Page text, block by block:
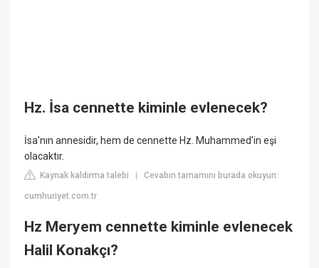
Hz. İsa cennette kiminle evlenecek?
İsa'nın annesidir, hem de cennette Hz. Muhammed'in eşi
olacaktır.
Kaynak kaldırma talebi |Cevabın tamamını burada okuyun:
cumhuriyet.com.tr
Hz Meryem cennette kiminle evlenecek
Halil Konakçı?